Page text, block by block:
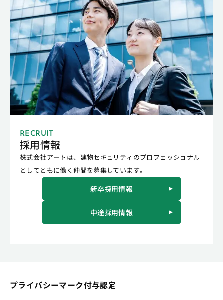
RECRUIT
採用情報
株式会社アートは、建物セキュリティのプロフェッショナル
としてともに働く仲間を募集しています。
新卒採用情報
中途採用情報
プライバシーマーク付与認定